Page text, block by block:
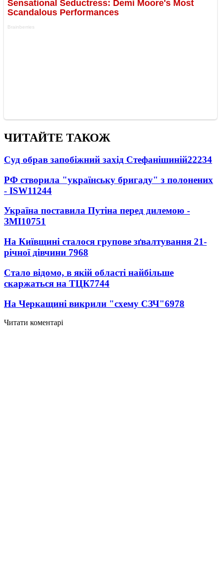
ЧИТАЙТЕ ТАКОЖ
Суд обрав запобіжний захід Стефанішиній22234
РФ створила "українську бригаду" з полонених
- ISW11244
Україна поставила Путіна перед дилемою -
ЗМІ10751
На Київщині сталося групове зґвалтування 21-
річної дівчини 7968
Стало відомо, в якій області найбільше
скаржаться на ТЦК7744
На Черкащині викрили "схему СЗЧ"6978
Читати коментарі